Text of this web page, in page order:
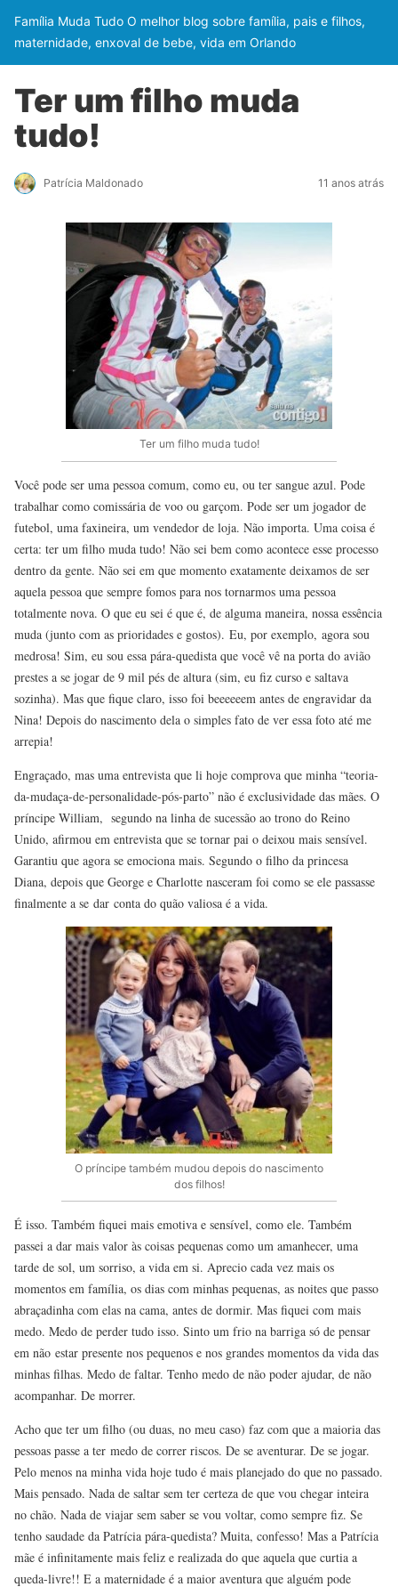
Família Muda Tudo O melhor blog sobre família, pais e filhos,
maternidade, enxoval de bebe, vida em Orlando
Ter um filho muda
tudo!
Patrícia Maldonado 11 anos atrás
Ter um filho muda tudo!
Você pode ser uma pessoa comum, como eu, ou ter sangue azul. Pode
trabalhar como comissária de voo ou garçom. Pode ser um jogador de
futebol, uma faxineira, um vendedor de loja. Não importa. Uma coisa é
certa: ter um filho muda tudo! Não sei bem como acontece esse processo
dentro da gente. Não sei em que momento exatamente deixamos de ser
aquela pessoa que sempre fomos para nos tornarmos uma pessoa
totalmente nova. O que eu sei é que é, de alguma maneira, nossa essência
muda (junto com as prioridades e gostos). Eu, por exemplo, agora sou
medrosa! Sim, eu sou essa pára-quedista que você vê na porta do avião
prestes a se jogar de 9 mil pés de altura (sim, eu fiz curso e saltava
sozinha). Mas que fique claro, isso foi beeeeeem antes de engravidar da
Nina! Depois do nascimento dela o simples fato de ver essa foto até me
arrepia!
Engraçado, mas uma entrevista que li hoje comprova que minha “teoria-
da-mudaça-de-personalidade-pós-parto” não é exclusividade das mães. O
príncipe William, segundo na linha de sucessão ao trono do Reino
Unido, afirmou em entrevista que se tornar pai o deixou mais sensível.
Garantiu que agora se emociona mais. Segundo o filho da princesa
Diana, depois que George e Charlotte nasceram foi como se ele passasse
finalmente a se dar conta do quão valiosa é a vida.
O príncipe também mudou depois do nascimento
dos filhos!
É isso. Também fiquei mais emotiva e sensível, como ele. Também
passei a dar mais valor às coisas pequenas como um amanhecer, uma
tarde de sol, um sorriso, a vida em si. Aprecio cada vez mais os
momentos em família, os dias com minhas pequenas, as noites que passo
abraçadinha com elas na cama, antes de dormir. Mas fiquei com mais
medo. Medo de perder tudo isso. Sinto um frio na barriga só de pensar
em não estar presente nos pequenos e nos grandes momentos da vida das
minhas filhas. Medo de faltar. Tenho medo de não poder ajudar, de não
acompanhar. De morrer.
Acho que ter um filho (ou duas, no meu caso) faz com que a maioria das
pessoas passe a ter medo de correr riscos. De se aventurar. De se jogar.
Pelo menos na minha vida hoje tudo é mais planejado do que no passado.
Mais pensado. Nada de saltar sem ter certeza de que vou chegar inteira
no chão. Nada de viajar sem saber se vou voltar, como sempre fiz. Se
tenho saudade da Patrícia pára-quedista? Muita, confesso! Mas a Patrícia
mãe é infinitamente mais feliz e realizada do que aquela que curtia a
queda-livre!! E a maternidade é a maior aventura que alguém pode